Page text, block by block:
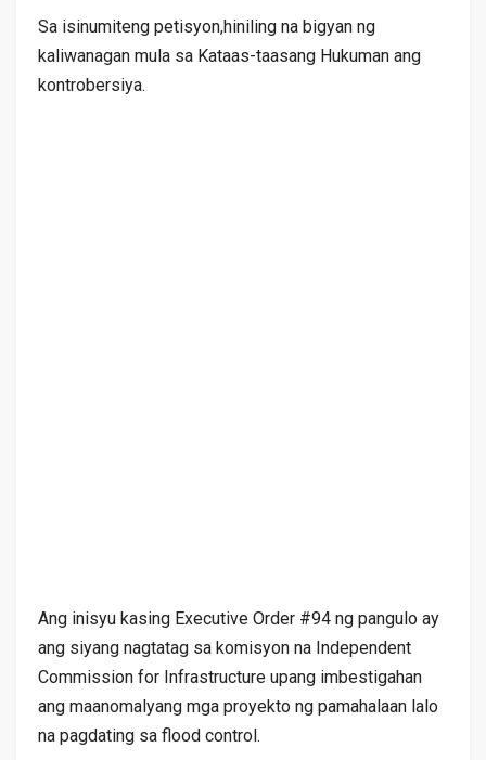
Sa isinumiteng petisyon,hiniling na bigyan ng
kaliwanagan mula sa Kataas-taasang Hukuman ang
kontrobersiya.
Ang inisyu kasing Executive Order #94 ng pangulo ay
ang siyang nagtatag sa komisyon na Independent
Commission for Infrastructure upang imbestigahan
ang maanomalyang mga proyekto ng pamahalaan lalo
na pagdating sa flood control.